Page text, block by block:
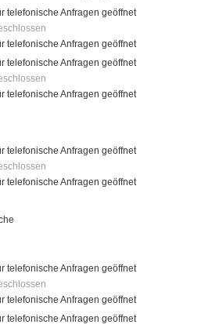
telefonische Anfragen geöffnet
telefonische Anfragen geöffnet
telefonische Anfragen geöffnet
telefonische Anfragen geöffnet
telefonische Anfragen geöffnet
telefonische Anfragen geöffnet
telefonische Anfragen geöffnet
telefonische Anfragen geöffnet
telefonische Anfragen geöffnet